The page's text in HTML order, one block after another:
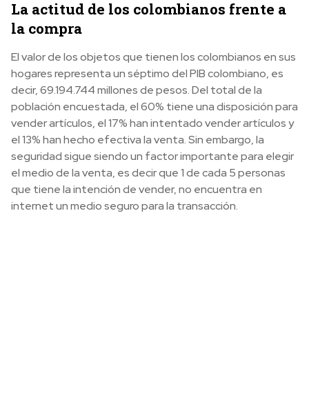
La actitud de los colombianos frente a
la compra
El valor de los objetos que tienen los colombianos en sus
hogares representa un séptimo del PIB colombiano, es
decir, 69.194.744 millones de pesos. Del total de la
población encuestada, el 60% tiene una disposición para
vender artículos, el 17% han intentado vender artículos y
el 13% han hecho efectiva la venta. Sin embargo, la
seguridad sigue siendo un factor importante para elegir
el medio de la venta, es decir que 1 de cada 5 personas
que tiene la intención de vender, no encuentra en
internet un medio seguro para la transacción.